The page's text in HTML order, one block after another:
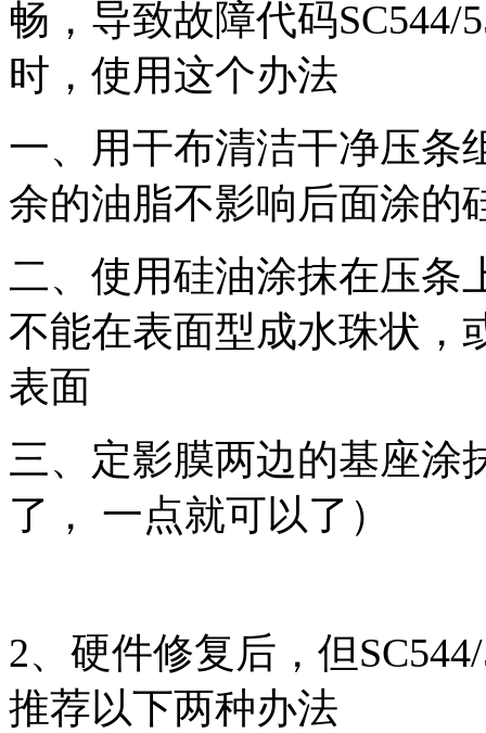
畅，导致故障代码
时，使用这个办法
一、用干布清洁干净压条
余的油脂不影响后面涂的
二、使用硅油涂抹在压条
不能在表面型成水珠状，
表面
三、定影膜两边的基座涂
了， 一点就可以了）
2、硬件修复后，但
推荐以下两种办法